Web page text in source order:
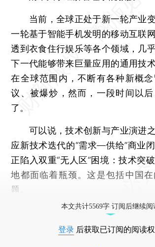
当前，全球正处于新一轮产业变
一轮基于智能手机发明的移动互联
透到衣食住行娱乐等各个领域，几
下一代能够带来巨量应用的通用技术
在全球范围内，不断有各种新概
议、被爆炒，然而，一段时间以
了。
可以说，技术创新与产业演进之
应新技术迭代的“需求—供给”商业
正陷入双重“无人区”困境：技术突
地都面临着瓶颈。这是包括中国
题。
本文共计5569字 订阅后继续阅
登录 后获取已订阅的阅读